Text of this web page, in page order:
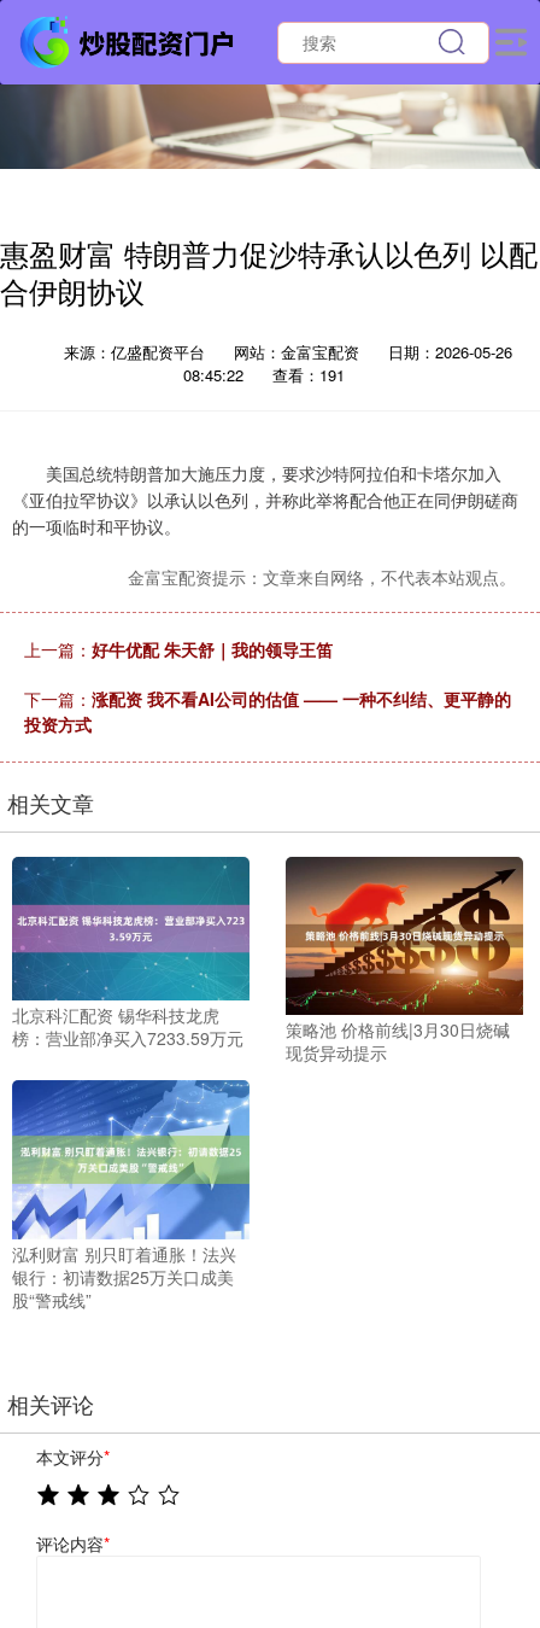
惠盈财富 特朗普力促沙特承认以色列 以配
合伊朗协议
来源：亿盛配资平台 网站：金富宝配资
日期：2026-05-26
08:45:22
查看：191
美国总统特朗普加大施压力度，要求沙特阿拉伯和卡塔尔加入
《亚伯拉罕协议》以承认以色列，并称此举将配合他正在同伊朗磋商
的一项临时和平协议。
金富宝配资提示：文章来自网络，不代表本站观点。
上一篇： 好牛优配 朱天舒｜我的领导王笛
下一篇： 涨配资 我不看AI公司的估值 —— 一种不纠结、更平静的
投资方式
相关文章
北京科汇配资 锡华科技龙虎
榜：营业部净买入7233.59万元
策略池 价格前线|3月30日烧碱
现货异动提示
泓利财富 别只盯着通胀！法兴
银行：初请数据25万关口成美
股“警戒线”
相关评论
本文评分*
评论内容*